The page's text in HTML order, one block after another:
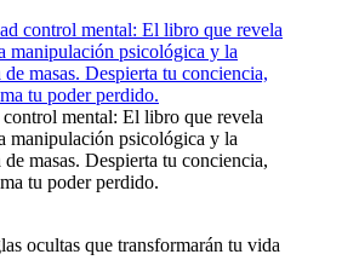
mental: El libro que revela
manipulación psicológica y la
masas. Despierta tu conciencia,
tu poder perdido.
ocultas que transformarán tu vida